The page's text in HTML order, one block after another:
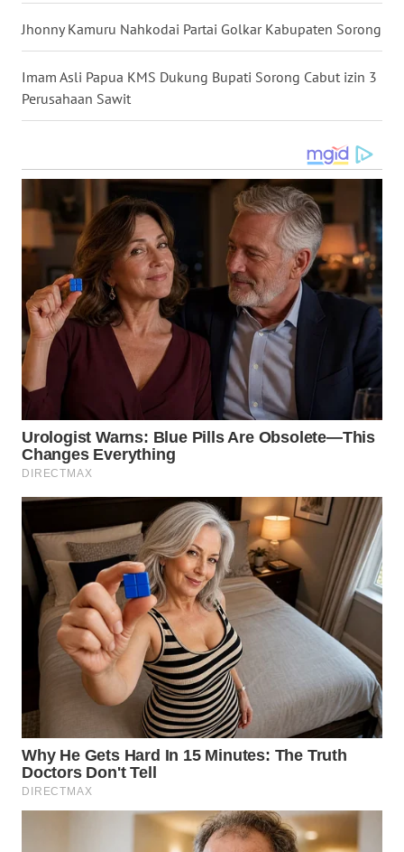
Jhonny Kamuru Nahkodai Partai Golkar Kabupaten Sorong
Imam Asli Papua KMS Dukung Bupati Sorong Cabut izin 3
Perusahaan Sawit
WN
DANAU
TOBA
WN
LANGKAT
WN
TAPANULI
SELATAN
WN
TANJUNG
LESUNG
KARO
WN
WN
LABUHANBATU
WN
TAPANULI
TENGAH
WN DELI
WN
TEBING
TINGGI